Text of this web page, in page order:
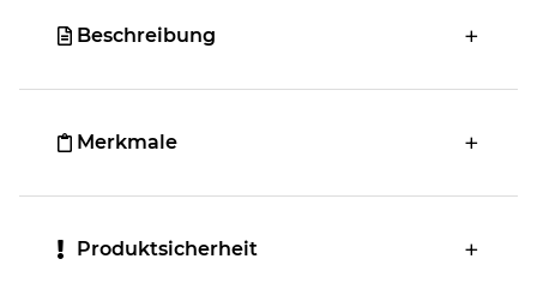
Beschreibung
Merkmale
Produktsicherheit